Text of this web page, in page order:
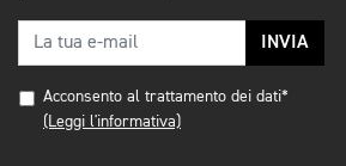
INVIA
Acconsento al trattamento dei dati*
(Leggi l'informativa)